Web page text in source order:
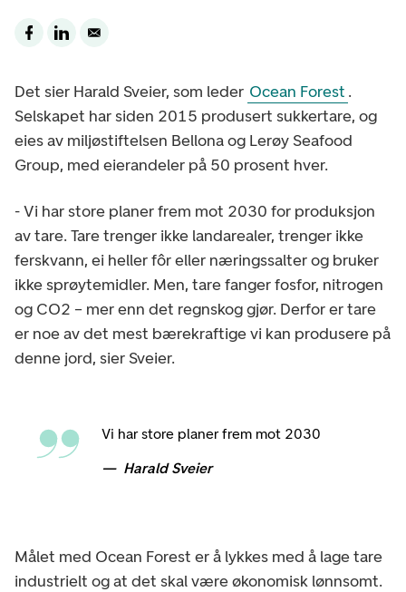
Det sier Harald Sveier, som leder Ocean Forest .
Selskapet har siden 2015 produsert sukkertare, og
eies av miljøstiftelsen Bellona og Lerøy Seafood
Group, med eierandeler på 50 prosent hver.
- Vi har store planer frem mot 2030 for produksjon
av tare. Tare trenger ikke landarealer, trenger ikke
ferskvann, ei heller fôr eller næringssalter og bruker
ikke sprøytemidler. Men, tare fanger fosfor, nitrogen
og CO2 – mer enn det regnskog gjør. Derfor er tare
er noe av det mest bærekraftige vi kan produsere på
denne jord, sier Sveier.
Vi har store planer frem mot 2030
Harald Sveier
Målet med Ocean Forest er å lykkes med å lage tare
industrielt og at det skal være økonomisk lønnsomt.